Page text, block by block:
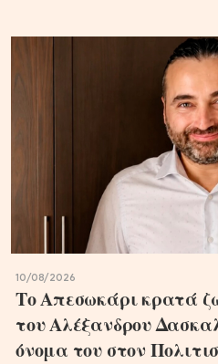
10/08/2026
Το Απεσωκάρι κρατά
του Αλέξανδρου
όνομα του στον